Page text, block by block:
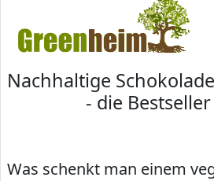
Nachhaltige
- die Bestseller
Was schenkt man einem